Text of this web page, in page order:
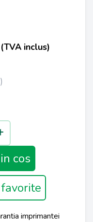
inclus)
cos
imprimantei